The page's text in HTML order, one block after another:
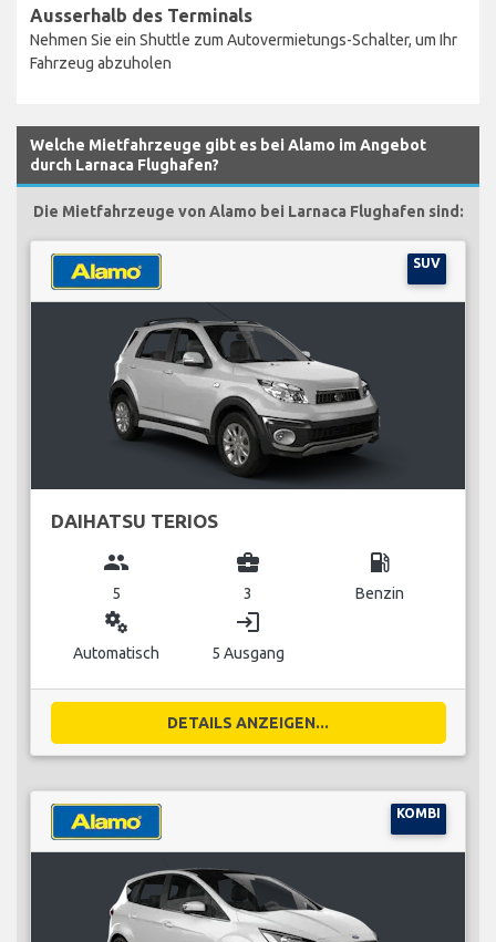
Ausserhalb des Terminals
Nehmen Sie ein Shuttle zum Autovermietungs-Schalter, um Ihr
Fahrzeug abzuholen
Welche Mietfahrzeuge gibt es bei Alamo im Angebot
durch Larnaca Flughafen?
Die Mietfahrzeuge von Alamo bei Larnaca Flughafen sind:
SUV
DAIHATSU TERIOS
group
5
business_center
3
local_gas_station
Benzin
miscellaneous_services
Automatisch
login
5 Ausgang
DETAILS ANZEIGEN...
KOMBI